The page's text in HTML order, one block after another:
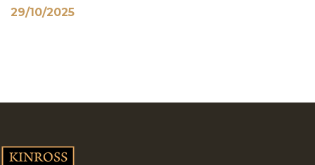
29/10/2025